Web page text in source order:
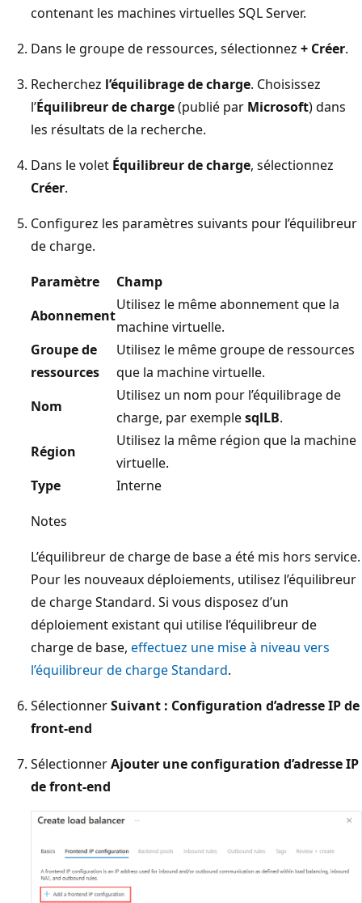
contenant les machines virtuelles SQL Server.
Dans le groupe de ressources, sélectionnez + Créer.
Recherchez l’équilibrage de charge. Choisissez
l’Équilibreur de charge(publié par Microsoft) dans
les résultats de la recherche.
Dans le volet Équilibreur de charge, sélectionnez
Créer.
Configurez les paramètres suivants pour l’équilibreur
de charge.
Paramètre
Champ
Abonnement
Utilisez le même abonnement que la
machine virtuelle.
Groupe de
ressources
Utilisez le même groupe de ressources
que la machine virtuelle.
Nom
Utilisez un nom pour l’équilibrage de
charge, par exemplesqlLB.
Région
Utilisez la même région que la machine
virtuelle.
Type
Interne
Notes
L’équilibreur de charge de base a été mis hors service.
Pour les nouveaux déploiements, utilisez l’équilibreur
de charge Standard. Si vous disposez d’un
déploiement existant qui utilise l’équilibreur de
charge de base, effectuez une mise à niveau vers
l’équilibreur de charge Standard.
SélectionnerSuivant : Configuration d’adresse IP de
front-end
SélectionnerAjouter une configuration d’adresse IP
de front-end